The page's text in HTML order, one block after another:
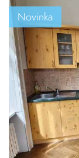
Novinka